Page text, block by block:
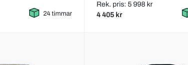
24 timmar
Rek. pris: 5 998 kr
4 405 kr